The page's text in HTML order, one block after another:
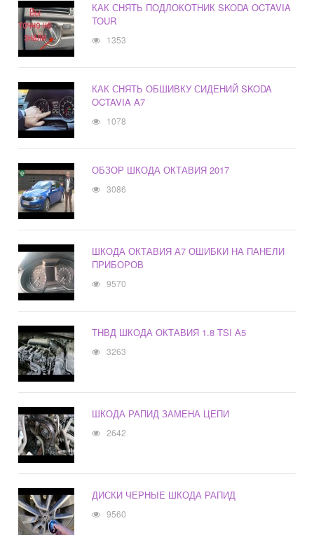
КАК СНЯТЬ ПОДЛОКОТНИК SKODA OCTAVIA
TOUR
1353
КАК СНЯТЬ ОБШИВКУ СИДЕНИЙ SKODA
OCTAVIA A7
1078
ОБЗОР ШКОДА ОКТАВИЯ 2017
3086
ШКОДА ОКТАВИЯ А7 ОШИБКИ НА ПАНЕЛИ
ПРИБОРОВ
9570
ТНВД ШКОДА ОКТАВИЯ 1.8 TSI А5
3263
ШКОДА РАПИД ЗАМЕНА ЦЕПИ
2642
ДИСКИ ЧЕРНЫЕ ШКОДА РАПИД
9560